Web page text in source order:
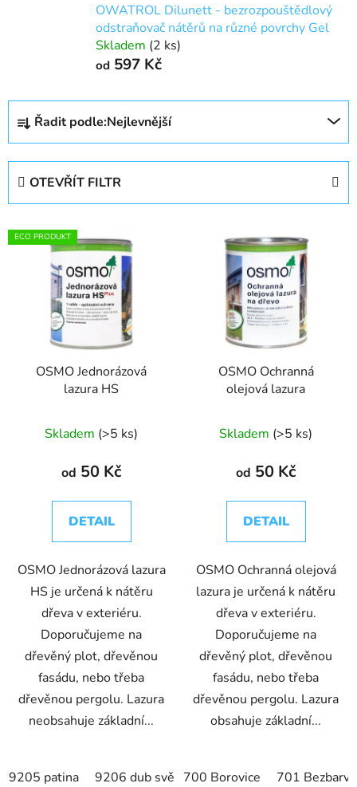
OWATROL Dilunett - bezrozpouštědlový
odstraňovač nátěrů na různé povrchy Gel
Skladem (2 ks)
od 597 Kč
Ř
z
p
Řadit podle:Nejlevnější
OTEVŘÍT FILTR
V
ý
ECO PRODUKT
OSMO Jednorázová
lazura HS
Skladem (>5 ks)
od 50 Kč
DETAIL
OSMO Jednorázová lazura
HS je určená k nátěru
dřeva v exteriéru.
Doporučujeme na
dřevěný plot, dřevěnou
fasádu, nebo třeba
dřevěnou pergolu. Lazura
neobsahuje základní...
9205 patina 9206 dub světlý 9207 křemenně šedá
OSMO Ochranná
olejová lazura
Skladem (>5 ks)
od 50 Kč
DETAIL
OSMO Ochranná olejová
lazura je určená k nátěru
dřeva v exteriéru.
Doporučujeme na
dřevěný plot, dřevěnou
fasádu, nebo třeba
dřevěnou pergolu. Lazura
obsahuje základní...
700 Borovice 701